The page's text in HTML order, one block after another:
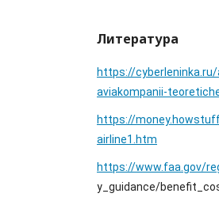
Литература
https://
aviakompanii-
https://
airline1.htm
https://www.faa.gov/
y_guidance/